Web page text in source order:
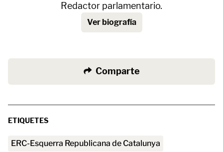
Redactor parlamentario.
Ver biografía
Comparte
ETIQUETES
ERC-Esquerra Republicana de Catalunya